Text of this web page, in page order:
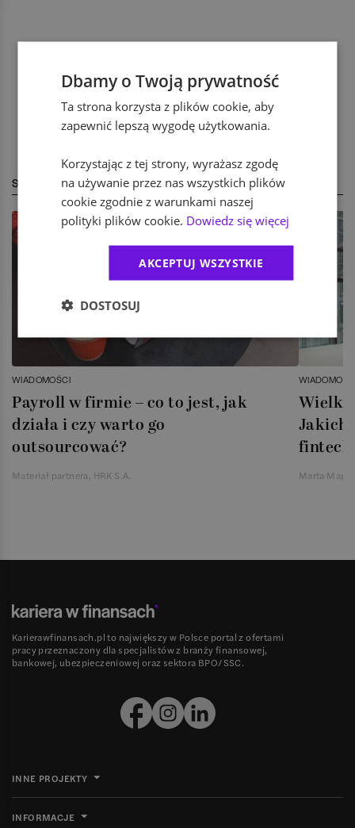
STREFA EKSPERTA
WIADOMOŚCI
Payroll w firmie – co to jest, jak
działa i czy warto go
outsourcować?
Materiał partnera, HRK S.A.
Jakich
Marta
Karierawfinansach.pl to największy w Polsce portal z ofertami
pracy przeznaczony dla specjalistów z branży finansowej,
bankowej, ubezpieczeniowej oraz sektora BPO/SSC.
INNE PROJEKTY
INFORMACJE
Dbamy o Twoją prywatność
Ta strona korzysta z plików cookie, aby
zapewnić lepszą wygodę użytkowania.
Korzystając z tej strony, wyrażasz zgodę
na używanie przez nas wszystkich plików
cookie zgodnie z warunkami naszej
polityki plików cookie. Dowiedz się więcej
AKCEPTUJ WSZYSTKIE
DOSTOSUJ